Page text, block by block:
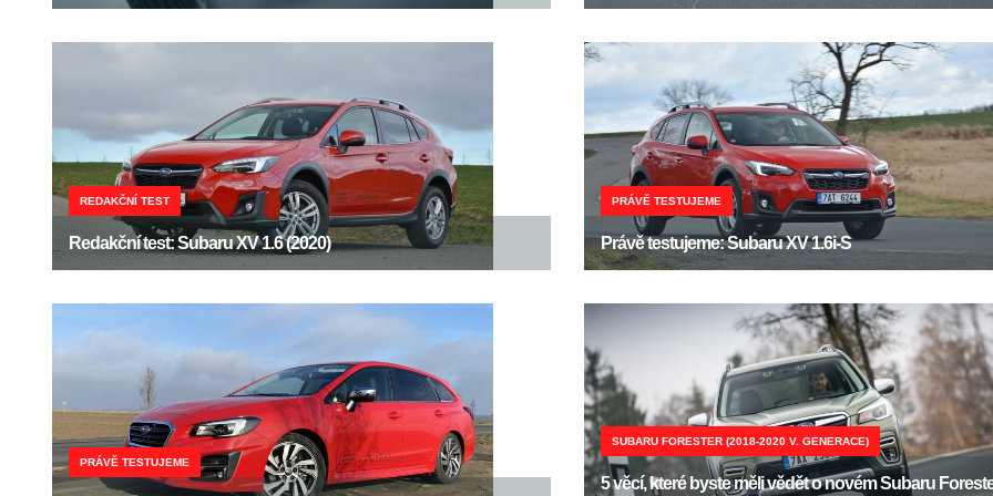
REDAKČNÍ TEST
Redakční test: Subaru XV 1.6 (2020)
PRÁVĚ TESTUJEME
Právě testujeme: Subaru XV 1.6i-S
PRÁVĚ TESTUJEME
SUBARU FORESTER (2018-2020 V. GENERACE)
5 věcí, které byste měli vědět o novém Subaru